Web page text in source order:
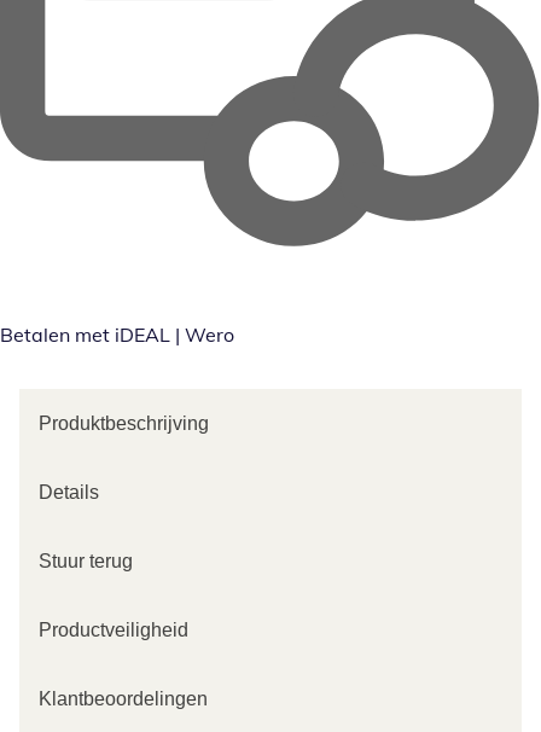
Betalen met iDEAL | Wero
Produktbeschrijving
Details
Stuur terug
Productveiligheid
Klantbeoordelingen